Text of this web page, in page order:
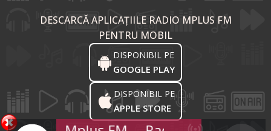
DESCARCĂ APLICAȚIILE RADIO MPLUS FM
PENTRU MOBIL
DISPONIBIL PE
GOOGLE PLAY
DISPONIBIL PE
APPLE STORE